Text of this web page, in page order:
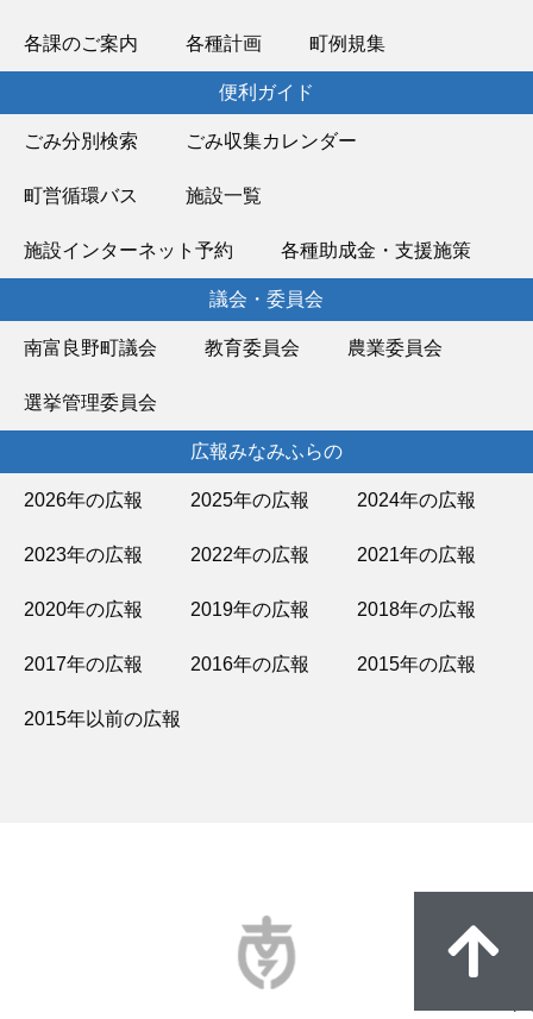
各課のご案内 各種計画 町例規集
便利ガイド
ごみ分別検索 ごみ収集カレンダー
町営循環バス 施設一覧
施設インターネット予約 各種助成金・支援施策
議会・委員会
南富良野町議会 教育委員会 農業委員会
選挙管理委員会
広報みなみふらの
2026年の広報 2025年の広報 2024年の広報
2023年の広報 2022年の広報 2021年の広報
2020年の広報 2019年の広報 2018年の広報
2017年の広報 2016年の広報 2015年の広報
2015年以前の広報